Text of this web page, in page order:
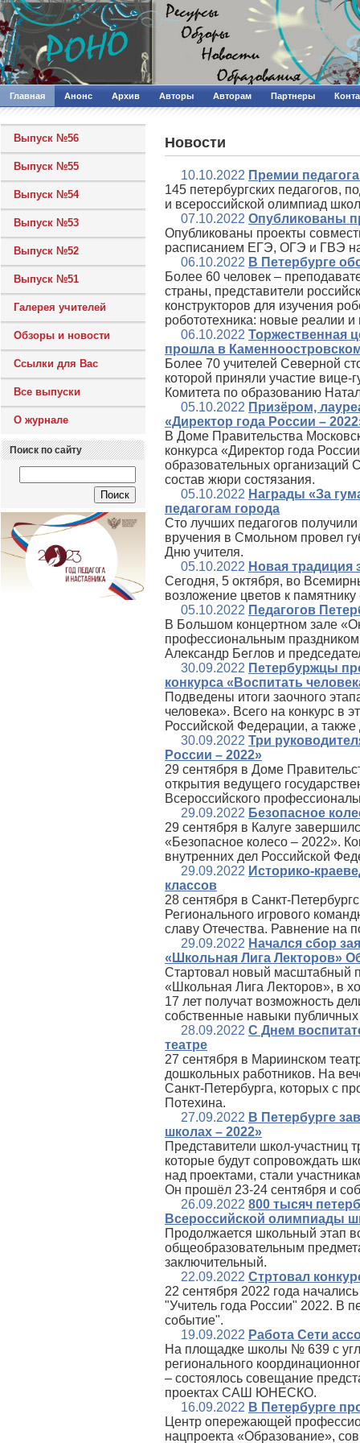
Главная Анонс Архив Авторы Авторам Партнеры
Выпуск №56
Выпуск №55
Выпуск №54
Выпуск №53
Выпуск №52
Выпуск №51
Галерея учителей
Обзоры и новости
Ссылки для Вас
Все выпуски
О журнале
Поиск по сайту
Новости
10.10.2022 Премии
145 петербургских педагогов,
и всероссийской олимпиад
07.10.2022 Опубликованы
Опубликованы проекты
расписанием ЕГЭ, ОГЭ и ГВЭ
06.10.2022 В Петербурге
Более 60 человек –
страны, представители
конструкторов для изучения
робототехника: новые реалии
06.10.2022 Торжественная
прошла в
Более 70 учителей Северной
которой приняли участие вице-
Комитета по образованию
05.10.2022 Призёром,
«Директор года России –
В Доме Правительства
конкурса «Директор года
образовательных организаций
состав жюри состязания.
05.10.2022 Награды «За
педагогам города
Сто лучших педагогов
вручения в Смольном провел
Дню учителя.
05.10.2022 Новая традиция
Сегодня, 5 октября, во
возложение цветов к
05.10.2022 Педагогов
В Большом концертном зале
профессиональным праздником
Александр Беглов и
30.09.2022 Петербуржцы
конкурса «Воспитать
Подведены итоги заочного
человека». Всего на конкурс в
Российской Федерации, а
30.09.2022 Три
России – 2022»
29 сентября в Доме
открытия ведущего
Всероссийского
29.09.2022 Безопасное
29 сентября в Калуге
«Безопасное колесо – 2022».
внутренних дел Российской
29.09.2022 Историко-
классов
28 сентября в
Регионального игрового
славу Отечества. Равнение на
29.09.2022 Начался сбор
«Школьная Лига Лекторов»
Стартовал новый масштабный
«Школьная Лига Лекторов», в
17 лет получат возможность
собственные навыки
28.09.2022 С Днем
театре
27 сентября в Мариинском
дошкольных работников. На
Санкт‑Петербурга, которых с
Потехина.
27.09.2022 В Петербурге
школах – 2022»
Представители школ-участниц
которые будут сопровождать
над проектами, стали
Он прошёл 23-24 сентября и
26.09.2022 800 тысяч
Всероссийской олимпиады
Продолжается школьный этап
общеобразовательным
заключительный.
22.09.2022 Стртовал
22 сентября 2022 года
"Учитель года России" 2022. В
событие".
19.09.2022 Работа Сети
На площадке школы № 639 с
регионального
– состоялось совещание
проектах САШ ЮНЕСКО.
16.09.2022 В Петербурге
Центр опережающей
нацпроекта «Образование»,